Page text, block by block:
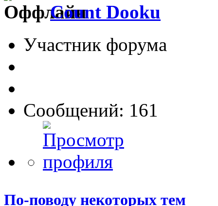
Count Dooku
Участник форума
Сообщений: 161
По-поводу некоторых тем